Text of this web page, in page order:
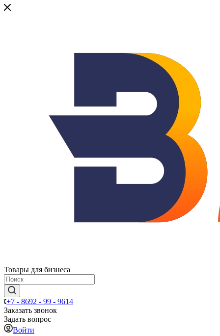
Товары для бизнеса
+7 - 8692 - 99 - 9614
Заказать звонок
Задать вопрос
Войти